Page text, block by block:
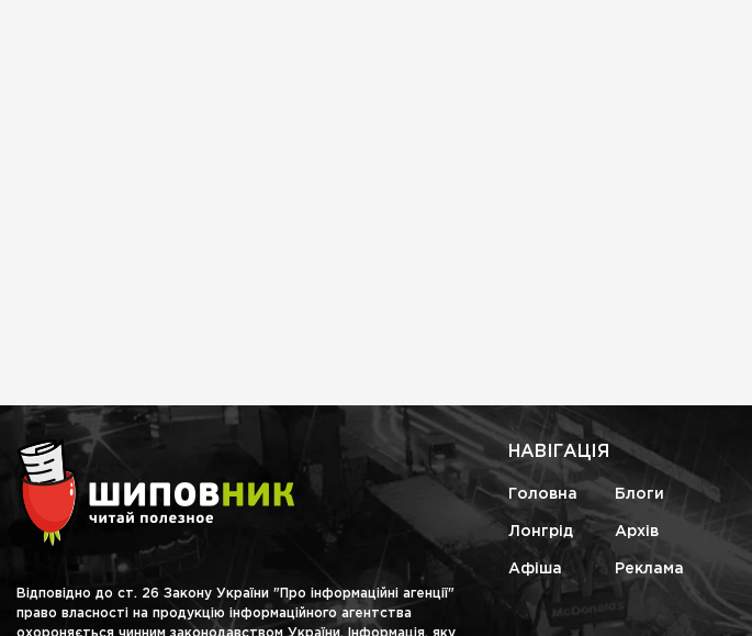
Відповідно до ст. 26 Закону України "Про інформаційні агенції"
право власності на продукцію інформаційного агентства
охороняється чинним законодавством України. Інформація, яку
НАВІГАЦІЯ
Головна Блоги
Лонгрід Архів
Афіша Реклама